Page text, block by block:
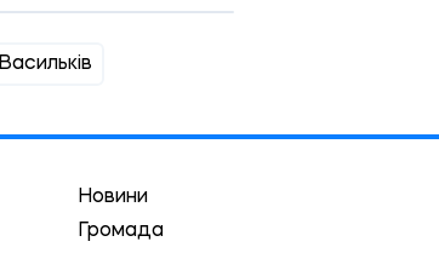
Васильків
Новини
Громада